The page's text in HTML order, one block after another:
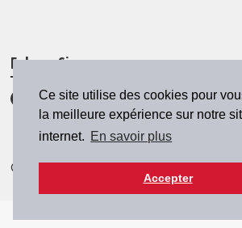
Ce site utilise des cookies pour
la meilleure expérience sur notre
internet. En savoir plus
Accepter
Folgen Sie uns
© 2026 SZH/CSPS|csps@csps.ch